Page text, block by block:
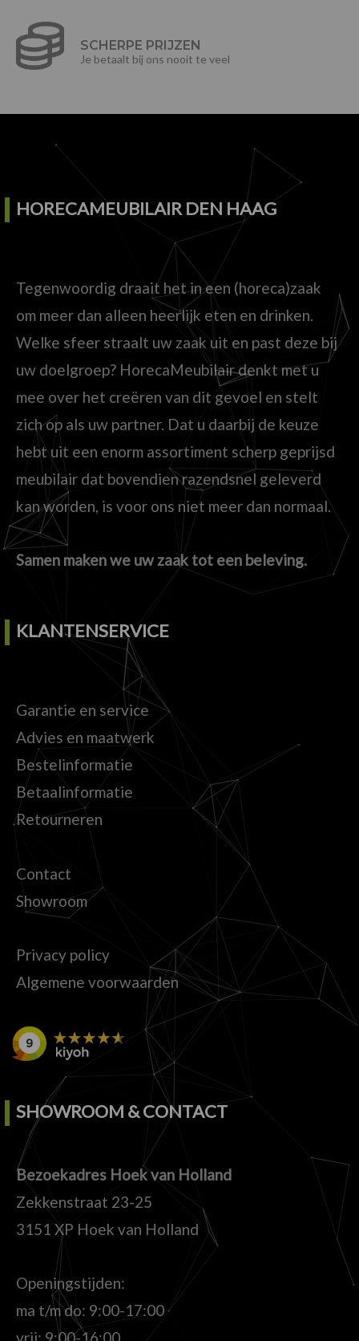
SCHERPE PRIJZEN
Je betaalt bij ons nooit te veel
HORECAMEUBILAIR DEN HAAG
Tegenwoordig draait het in een (horeca)zaak
om meer dan alleen heerlijk eten en drinken.
Welke sfeer straalt uw zaak uit en past deze bij
uw doelgroep? HorecaMeubilair denkt met u
mee over het creëren van dit gevoel en stelt
zich op als uw partner. Dat u daarbij de keuze
hebt uit een enorm assortiment scherp geprijsd
meubilair dat bovendien razendsnel geleverd
kan worden, is voor ons niet meer dan normaal.
Samen maken we uw zaak tot een beleving.
KLANTENSERVICE
Garantie en service
Advies en maatwerk
Bestelinformatie
Betaalinformatie
Retourneren
Contact
Showroom
Privacy policy
Algemene voorwaarden
SHOWROOM & CONTACT
Bezoekadres Hoek van Holland
Zekkenstraat 23-25
3151 XP Hoek van Holland
Openingstijden:
ma t/m do: 9:00-17:00